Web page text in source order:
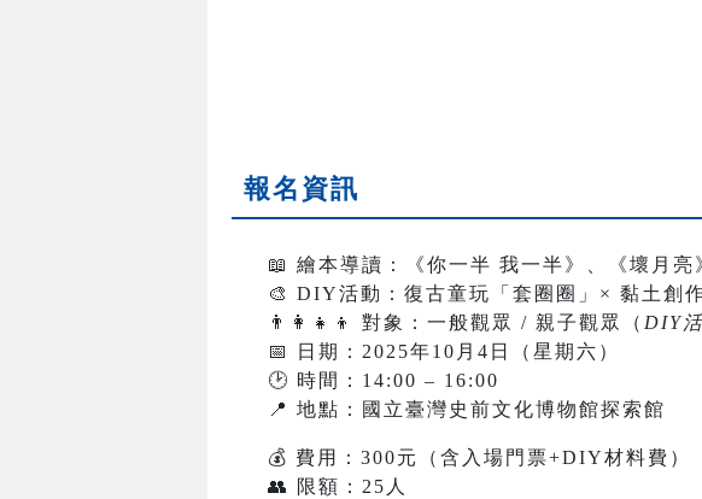
報名資訊
📖 繪本導讀：《你一半 我一半》、《壞月亮
🎨 DIY活動：復古童玩「套圈圈」× 黏土創
👨
👩 👧 👦 對象：一般觀眾 / 親子觀眾（ DIY
📅
日期：2025年10月4日（星期六）
🕑 時間：14:00 – 16:00
📍 地點：國立臺灣史前文化博物館探索館
💰 費用：300元（含入場門票+DIY材料費）
👥
限額：25人